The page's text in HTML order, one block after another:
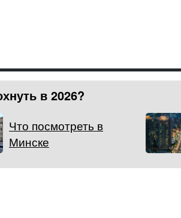
в 2026?
Что посмотреть в
Минске